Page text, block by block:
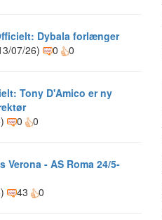
Dybala forlænger
07/26)
0 0
Tony D'Amico er ny
0 0
Verona - AS Roma 24/5-
43 0